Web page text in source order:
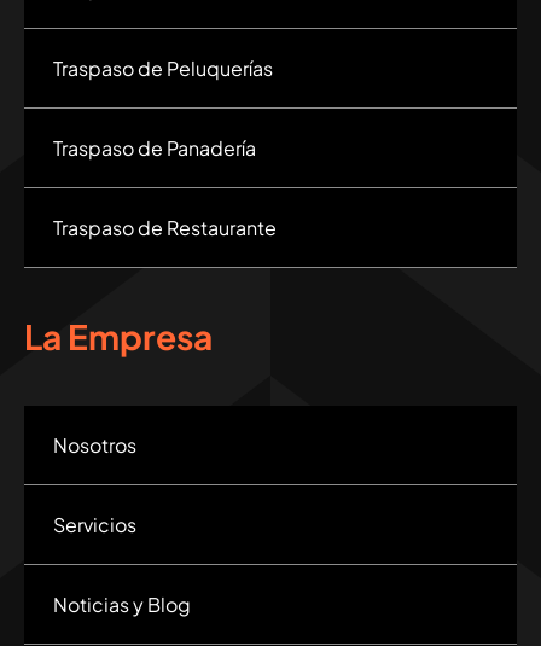
Traspaso de Peluquerías
Traspaso de Panadería
Traspaso de Restaurante
La Empresa
Nosotros
Servicios
Noticias y Blog